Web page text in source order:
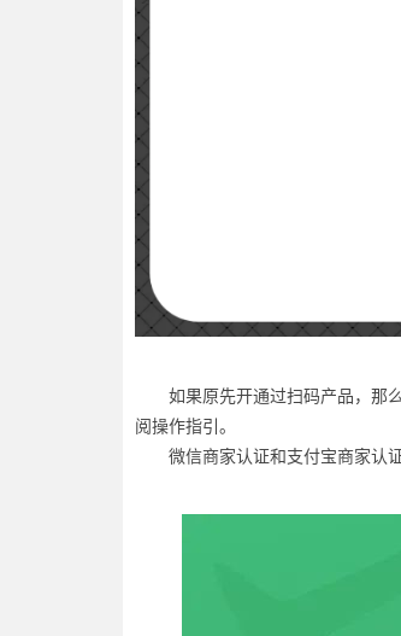
如果原先开通过扫码产品，那
阅操作指引。
微信商家认证和支付宝商家认